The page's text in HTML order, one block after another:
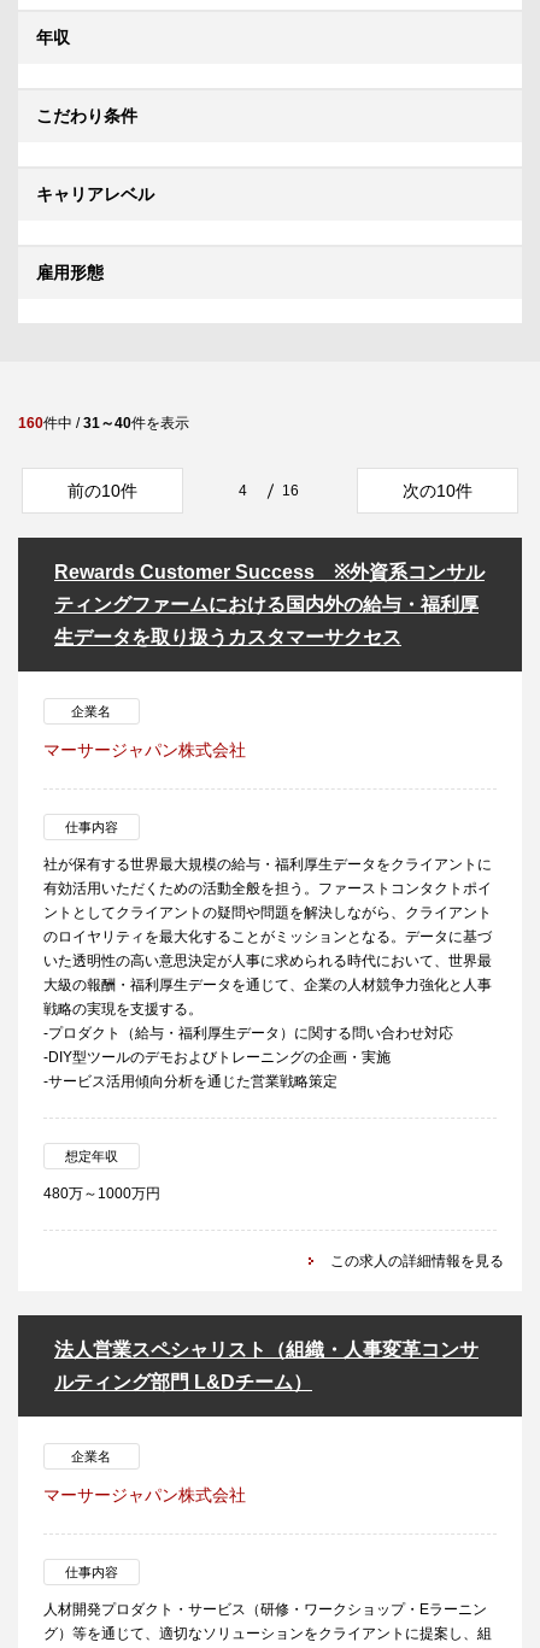
年収
こだわり条件
キャリアレベル
雇用形態
160件中 /31～40件を表示
前の10件 4 16 次の10件
Rewards Customer Success ※外資系コンサル
ティングファームにおける国内外の給与・福利厚
生データを取り扱うカスタマーサクセス
企業名
マーサージャパン株式会社
仕事内容
社が保有する世界最大規模の給与・福利厚生データをクライアントに
有効活用いただくための活動全般を担う。ファーストコンタクトポイ
ントとしてクライアントの疑問や問題を解決しながら、クライアント
のロイヤリティを最大化することがミッションとなる。データに基づ
いた透明性の高い意思決定が人事に求められる時代において、世界最
大級の報酬・福利厚生データを通じて、企業の人材競争力強化と人事
戦略の実現を支援する。
-プロダクト（給与・福利厚生データ）に関する問い合わせ対応
-DIY型ツールのデモおよびトレーニングの企画・実施
-サービス活用傾向分析を通じた営業戦略策定
想定年収
480万～1000万円
この求人の詳細情報を見る
法人営業スペシャリスト（組織・人事変革コンサ
ルティング部門 L&Dチーム）
企業名
マーサージャパン株式会社
仕事内容
人材開発プロダクト・サービス（研修・ワークショップ・Eラーニン
グ）等を通じて、適切なソリューションをクライアントに提案し、組